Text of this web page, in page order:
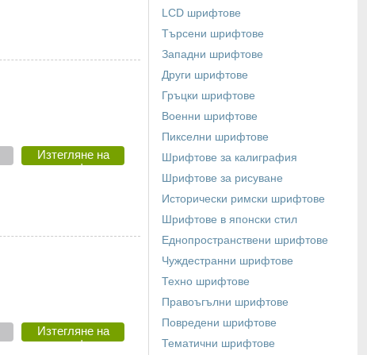
Изтегляне на
шрифт
Изтегляне на
шрифт
LCD шрифтове
Търсени шрифтове
Западни шрифтове
Други шрифтове
Гръцки шрифтове
Военни шрифтове
Пикселни шрифтове
Шрифтове за калиграфия
Шрифтове за рисуване
Исторически римски шрифтове
Шрифтове в японски стил
Еднопространствени шрифтове
Чуждестранни шрифтове
Техно шрифтове
Правоъгълни шрифтове
Повредени шрифтове
Тематични шрифтове